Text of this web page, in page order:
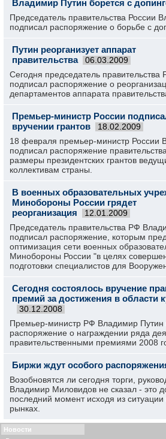
Владимир Путин борется с
Председатель правительства России
подписал распоряжение о борьбе с
Путин реорганизует аппарат
правительства
06.03.2009
Сегодня председатель
подписал распоряжение о
департаментов аппарата
Премьер-министр России
вручении грантов
18.02.2009
18 февраля премьер-министр России
подписал распоряжение
размеры президентских грантов
коллективам страны.
В военных образовательных
Минобороны России грядет
реорганизация
12.01.2009
Председатель правительства РФ
подписал распоряжение, которым
оптимизация сети военных
Минобороны России "в целях
подготовки специалистов для
Сегодня состоялось вручение
премий за достижения в области
30.12.2008
Премьер-министр РФ Владимир Путин
распоряжение о награждении ряда
правительственными премиями 2008
Биржи ждут особого
Возобновятся ли сегодня торги,
Владимир Миловидов не сказал - это
последний момент исходя из
рынках.
Новости